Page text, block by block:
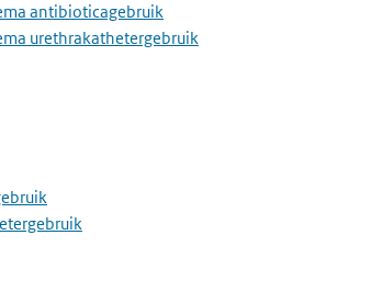
antibioticagebruik
urethrakathetergebruik